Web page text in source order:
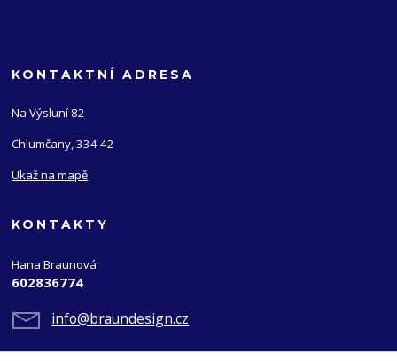
KONTAKTNÍ ADRESA
Na Výsluní 82
Chlumčany, 334 42
Ukaž na mapě
KONTAKTY
Hana Braunová
602836774
info@braundesign.cz